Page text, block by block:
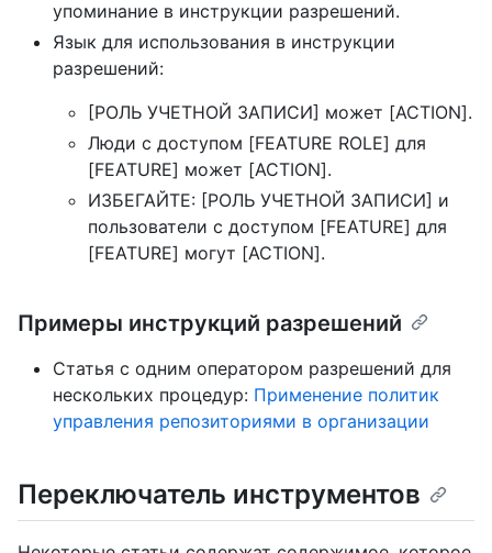
упоминание в инструкции разрешений.
Язык для использования в инструкции
разрешений:
[РОЛЬ УЧЕТНОЙ ЗАПИСИ] может [ACTION].
Люди с доступом [FEATURE ROLE] для
[FEATURE] может [ACTION].
ИЗБЕГАЙТЕ: [РОЛЬ УЧЕТНОЙ ЗАПИСИ] и
пользователи с доступом [FEATURE] для
[FEATURE] могут [ACTION].
Примеры инструкций разрешений
Статья с одним оператором разрешений для
нескольких процедур: Применение политик
управления репозиториями в организации
Переключатель инструментов